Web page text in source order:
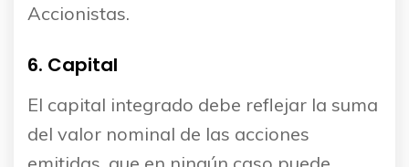
Accionistas.
6. Capital
El capital integrado debe reflejar la suma
del valor nominal de las acciones